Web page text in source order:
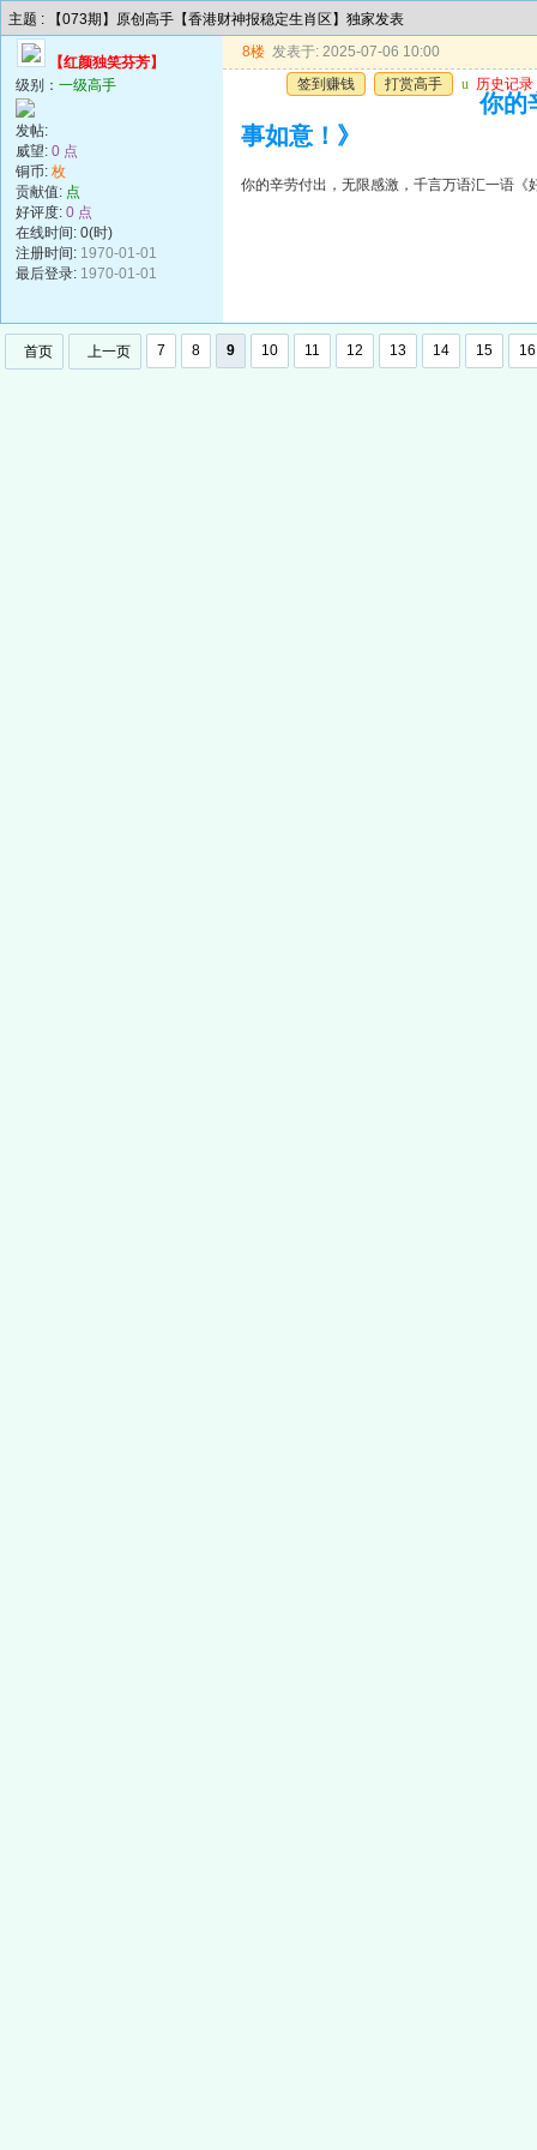
主题 : 【073期】原创高手【香港财神报稳定生肖区】独家发表
【红颜独笑芬芳】
级别： 一级高手
发帖:
威望: 0 点
铜币: 枚
贡献值: 点
好评度: 0 点
在线时间: 0(时)
注册时间: 1970-01-01
最后登录: 1970-01-01
8楼 发表于: 2025-07-06 10:00
签到赚钱
打赏高手 u 历史记录
你的
事如意！》
你的辛劳付出，无限感激，千言万语汇一语《
首页 上一页 7 8 9 10 11 12 13 14 15 16